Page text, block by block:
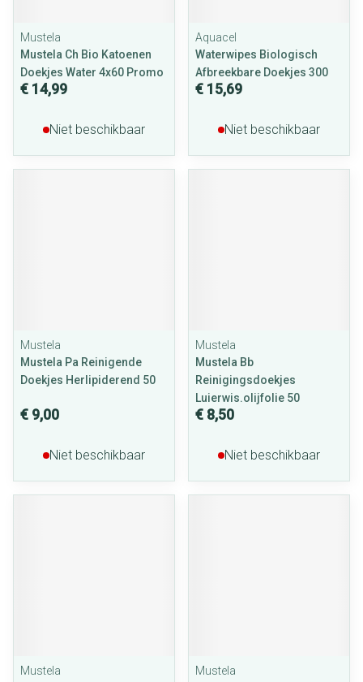
Mustela
Mustela Ch Bio Katoenen
Doekjes Water 4x60 Promo
€ 14,99
Niet beschikbaar
Aquacel
Waterwipes Biologisch
Afbreekbare Doekjes 300
€ 15,69
Niet beschikbaar
Mustela
Mustela Pa Reinigende
Doekjes Herlipiderend 50
€ 9,00
Niet beschikbaar
Mustela
Mustela Bb
Reinigingsdoekjes
Luierwis.olijfolie 50
€ 8,50
Niet beschikbaar
Mustela
Mustela